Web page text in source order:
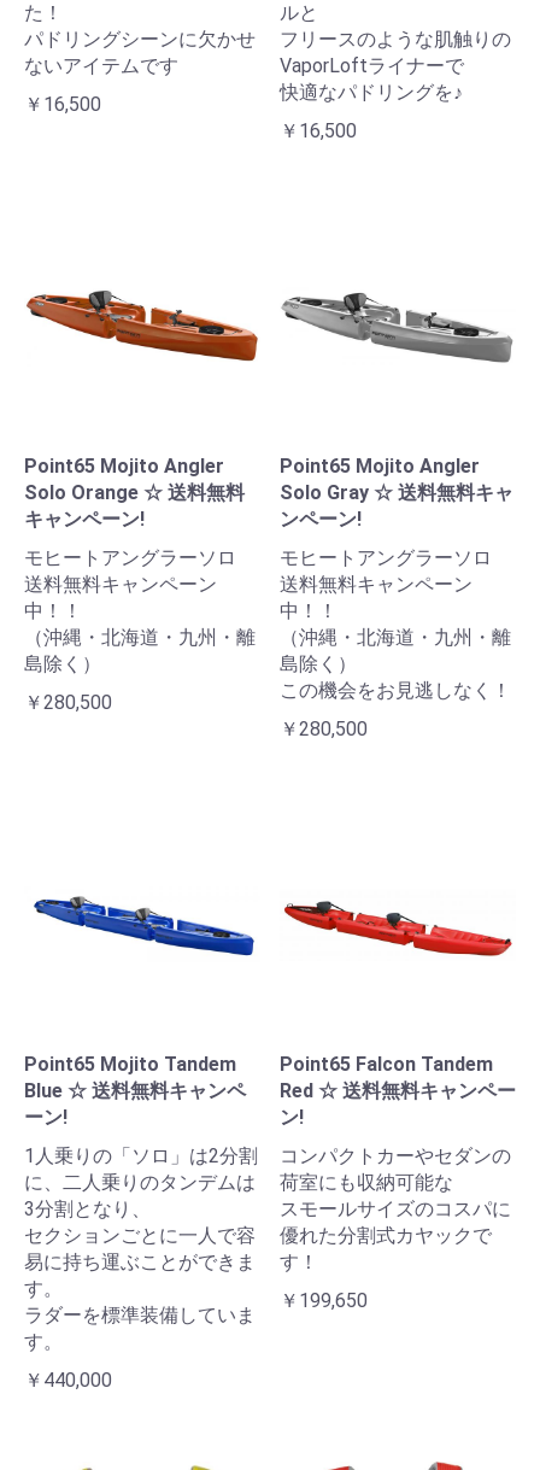
た！
パドリングシーンに欠かせ
ないアイテムです
￥16,500
ルと
フリースのような肌触りの
VaporLoftライナーで
快適なパドリングを♪
￥16,500
Point65 Mojito Angler
Solo Orange ☆ 送料無料
キャンペーン!
モヒートアングラーソロ
送料無料キャンペーン
中！！
（沖縄・北海道・九州・離
島除く）
￥280,500
Point65 Mojito Angler
Solo Gray ☆ 送料無料キャ
ンペーン!
モヒートアングラーソロ
送料無料キャンペーン
中！！
（沖縄・北海道・九州・離
島除く）
この機会をお見逃しなく！
￥280,500
Point65 Mojito Tandem
Blue ☆ 送料無料キャンペ
ーン!
1人乗りの「ソロ」は2分割
に、二人乗りのタンデムは
3分割となり、
セクションごとに一人で容
易に持ち運ぶことができま
す。
ラダーを標準装備していま
す。
￥440,000
Point65 Falcon Tandem
Red ☆ 送料無料キャンペー
ン!
コンパクトカーやセダンの
荷室にも収納可能な
スモールサイズのコスパに
優れた分割式カヤックで
す！
￥199,650